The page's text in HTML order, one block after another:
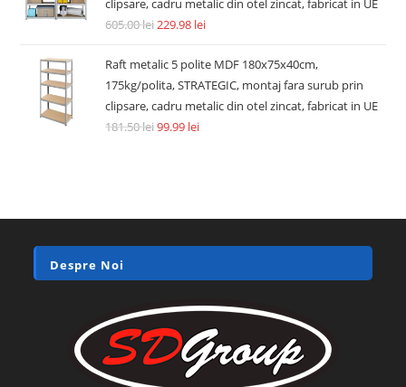
clipsare, cadru metalic din otel zincat, fabricat in UE
605.00lei229.98 lei
Raft metalic 5 polite MDF 180x75x40cm,
175kg/polita, STRATEGIC, montaj fara surub prin
clipsare, cadru metalic din otel zincat, fabricat in UE
181.50lei99.99 lei
Despre Noi